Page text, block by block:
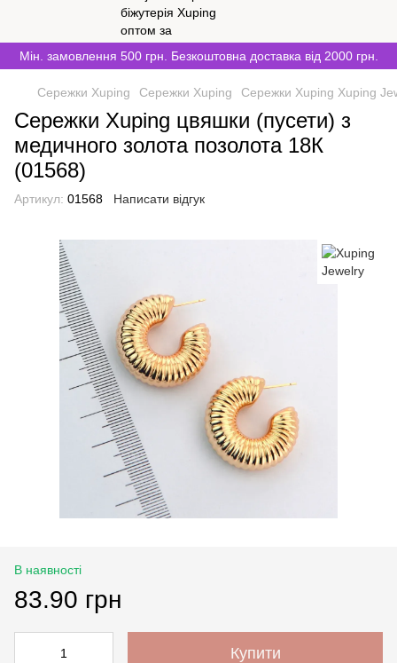
Мін. замовлення 500 грн. Безкоштовна доставка від 2000 грн.
Сережки Xuping Сережки Xuping Сережки Xuping Xuping
Сережки Xuping цвяшки (пусети) з
медичного золота позолота 18К
(01568)
Артикул: 01568 Написати відгук
В наявності
83.90 грн
Купити